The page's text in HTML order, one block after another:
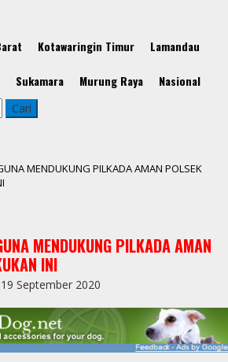
Kotawaringin Timur Lamandau
Sukamara Murung Raya Nasional
MENDUKUNG PILKADA AMAN POLSEK
MENDUKUNG PILKADA AMAN
INI
19 September 2020